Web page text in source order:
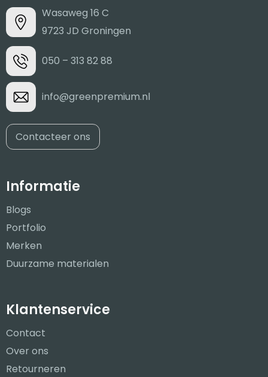
Wasaweg 16 C
9723 JD Groningen
050 – 313 82 88
info@greenpremium.nl
Contacteer ons
Informatie
Blogs
Portfolio
Merken
Duurzame materialen
Klantenservice
Contact
Over ons
Retourneren